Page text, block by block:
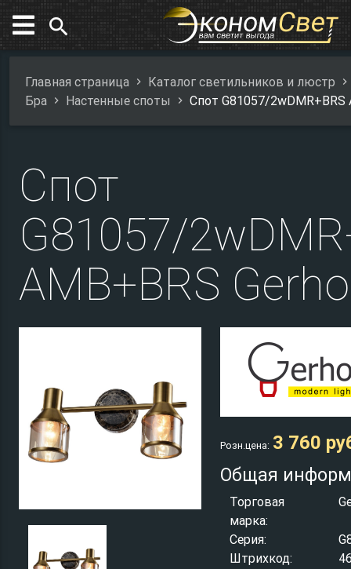
search
Главная страница
Каталог светильников и люстр
Бра
Настенные споты Спот G81057/2wDMR+BRS
Спот
G81057/
AMB+BRS
Розн.цена: 3 760
Общая
Торговая
марка:
Серия:
Штрихкод: